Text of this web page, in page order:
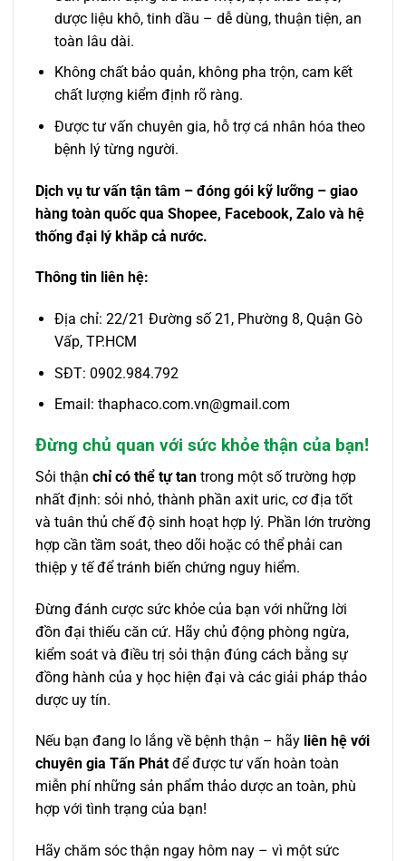
dược liệu khô, tinh dầu – dễ dùng, thuận tiện, an
toàn lâu dài.
Không chất bảo quản, không pha trộn, cam kết
chất lượng kiểm định rõ ràng.
Được tư vấn chuyên gia, hỗ trợ cá nhân hóa theo
bệnh lý từng người.
Dịch vụ tư vấn tận tâm – đóng gói kỹ lưỡng – giao
hàng toàn quốc qua Shopee, Facebook, Zalo và hệ
thống đại lý khắp cả nước.
Thông tin liên hệ:
Địa chỉ: 22/21 Đường số 21, Phường 8, Quận Gò
Vấp, TP.HCM
SĐT: 0902.984.792
Email: thaphaco.com.vn@gmail.com
Đừng chủ quan với sức khỏe thận của bạn!
Sỏi thận chỉ có thể tự tan trong một số trường hợp
nhất định: sỏi nhỏ, thành phần axit uric, cơ địa tốt
và tuân thủ chế độ sinh hoạt hợp lý. Phần lớn trường
hợp cần tầm soát, theo dõi hoặc có thể phải can
thiệp y tế để tránh biến chứng nguy hiểm.
Đừng đánh cược sức khỏe của bạn với những lời
đồn đại thiếu căn cứ. Hãy chủ động phòng ngừa,
kiểm soát và điều trị sỏi thận đúng cách bằng sự
đồng hành của y học hiện đại và các giải pháp thảo
dược uy tín.
Nếu bạn đang lo lắng về bệnh thận – hãy liên hệ với
chuyên gia Tấn Phát để được tư vấn hoàn toàn
miễn phí những sản phẩm thảo dược an toàn, phù
hợp với tình trạng của bạn!
Hãy chăm sóc thận ngay hôm nay – vì một sức